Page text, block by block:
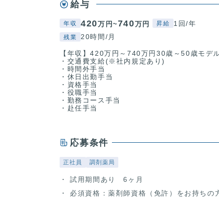
給与
年収 420万円~740万円 昇給 1回/年
残業 20時間/月
【年収】420万円～740万円30歳～50歳モデ
・交通費支給(※社内規定あり)
・時間外手当
・休日出勤手当
・資格手当
・役職手当
・勤務コース手当
・赴任手当
応募条件
正社員 調剤薬局
試用期間あり 6ヶ月
必須資格：薬剤師資格（免許）をお持ち